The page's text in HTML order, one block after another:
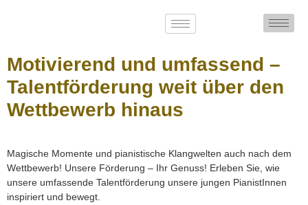
Motivierend und umfassend –
Talentförderung weit über den
Wettbewerb hinaus
Magische Momente und pianistische Klangwelten auch nach dem
Wettbewerb! Unsere Förderung – Ihr Genuss! Erleben Sie, wie
unsere umfassende Talentförderung unsere jungen PianistInnen
inspiriert und bewegt.